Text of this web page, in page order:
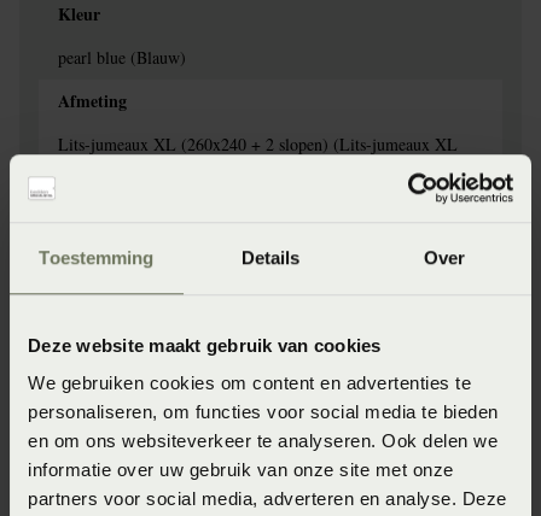
Toestemming Details Over
Deze website maakt gebruik van cookies
We gebruiken cookies om content en advertenties te
personaliseren, om functies voor social media te bieden
en om ons websiteverkeer te analyseren. Ook delen we
informatie over uw gebruik van onze site met onze
partners voor social media, adverteren en analyse. Deze
Kleur
pearl blue (Blauw)
Afmeting
Lits-jumeaux XL (260x240 + 2 slopen) (Lits-jumeaux XL
Spring/Summer 2025
Materiaal
100% katoensatijn (Katoensatijn)
Wasinstructie
Het is aan te bevelen om dekbedovertrekken met donkere
kleuren te wassen op maximaal 40°C en dekbedovertrekken
met lichte kleuren op maximaal 60°C. Was binnenstebuiten
zodat de kleuren mooi blijven en je zo lang mogelijk van het